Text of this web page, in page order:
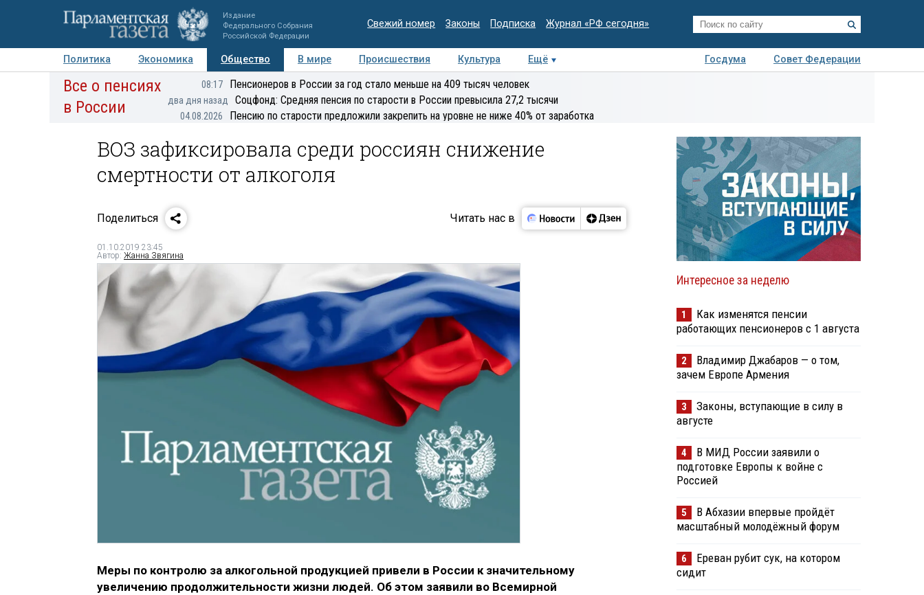
Издание
Федерального Собрания
Российской Федерации
Свежий номер Законы Подписка Журнал «РФ сегодня»
Политика Экономика Общество В мире Происшествия Культура Ещё Госдума
Совет Федерации
Авторы Персоны Мнения Регионы Медиацентр Интервью Колумнисты
Все о пенсиях
в России
08:17 Пенсионеров в России за год стало меньше на 409 тысяч человек
два дня назад Соцфонд: Средняя пенсия по старости в России превысила 27,2 тысячи
04.08.2026 Пенсию по старости предложили закрепить на уровне не ниже 40% от заработка
ВОЗ зафиксировала среди россиян снижение
смертности от алкоголя
Поделиться Читать нас в
01.10.2019 23:45
Автор: Жанна Звягина
Меры по контролю за алкогольной продукцией привели в России к значительному
увеличению продолжительности жизни людей. Об этом заявили во Всемирной
Интересное за неделю
1
Как изменятся пенсии
работающих пенсионеров с 1 августа
2
Владимир Джабаров — о том,
зачем Европе Армения
3
Законы, вступающие в силу в
августе
4
В МИД России заявили о
подготовке Европы к войне с
Россией
5
В Абхазии впервые пройдёт
масштабный молодёжный форум
6
Ереван рубит сук, на котором
сидит